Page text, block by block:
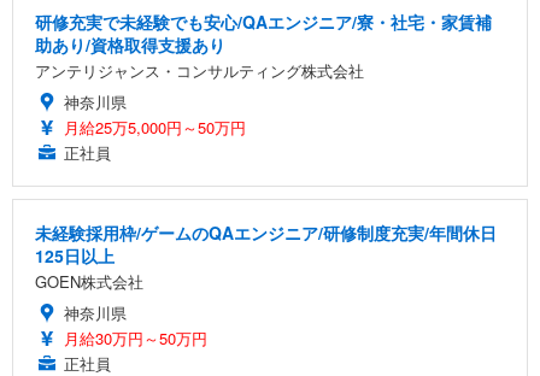
研修充実で未経験でも安心/QAエンジニア/寮・社宅・家賃補
助あり/資格取得支援あり
アンテリジャンス・コンサルティング株式会社
神奈川県
月給25万5,000円～50万円
正社員
未経験採用枠/ゲームのQAエンジニア/研修制度充実/年間休日
125日以上
GOEN株式会社
神奈川県
月給30万円～50万円
正社員